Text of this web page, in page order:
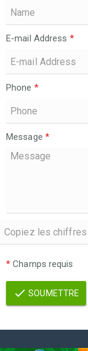
E-mail Address *
Phone *
Message *
* Champs requis
SOUMETTRE